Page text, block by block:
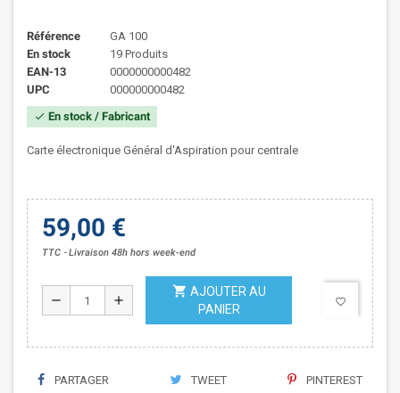
Référence
GA 100
En stock
19 Produits
EAN-13
0000000000482
UPC
000000000482
check En stock / Fabricant
Carte électronique Général d'Aspiration pour centrale
59,00 €
TTC Livraison 48h hors week-end
remove add
shopping_cart AJOUTER AU
PANIER
favorite_border
PARTAGER TWEET PINTEREST